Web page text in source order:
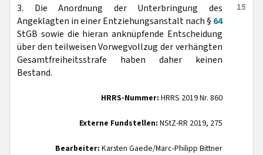
15
3. Die Anordnung der Unterbringung des
Angeklagten in einer Entziehungsanstalt nach § 64
StGB sowie die hieran anknüpfende Entscheidung
über den teilweisen Vorwegvollzug der verhängten
Gesamtfreiheitsstrafe haben daher keinen
Bestand.
HRRS-Nummer: HRRS 2019 Nr. 860
Externe Fundstellen: NStZ-RR 2019, 275
Bearbeiter: Karsten Gaede/Marc-Philipp Bittner